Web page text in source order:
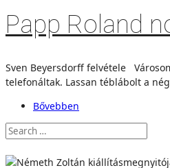
Papp Roland
Sven Beyersdorff felvétele
telefonáltak. Lassan téblábolt a
Bővebben